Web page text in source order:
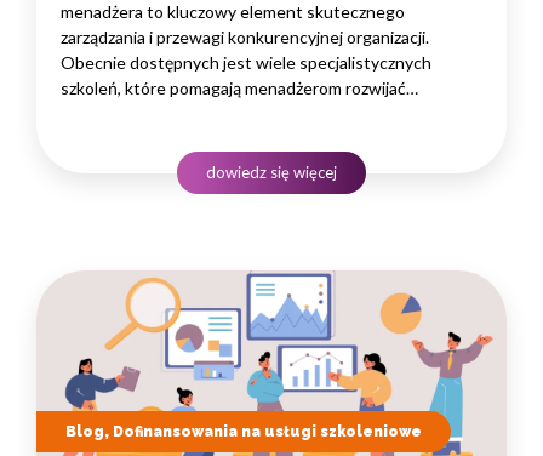
menadżera to kluczowy element skutecznego
zarządzania i przewagi konkurencyjnej organizacji.
Obecnie dostępnych jest wiele specjalistycznych
szkoleń, które pomagają menadżerom rozwijać
szkolenia dla menadżerów mogą pomóc w budowaniu
silnych zespołów, zwiększaniu produktywności
dowiedz się więcej
Blog, Dofinansowania na usługi szkoleniowe